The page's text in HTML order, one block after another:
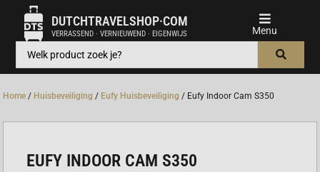
DUTCHTRAVELSHOP·COM
VERRASSEND · VERNIEUWEND · EIGENWIJS
Home / Huisbeveiliging / Eufy Huisbeveiliging / Eufy Indoor Cam S350
EUFY INDOOR CAM S350